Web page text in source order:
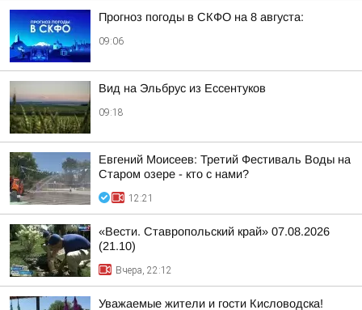
Прогноз погоды в СКФО на 8 августа:
09:06
Вид на Эльбрус из Ессентуков
09:18
Евгений Моисеев: Третий Фестиваль Воды на
Старом озере - кто с нами?
12:21
«Вести. Ставропольский край» 07.08.2026
(21.10)
Вчера, 22:12
Уважаемые жители и гости Кисловодска!